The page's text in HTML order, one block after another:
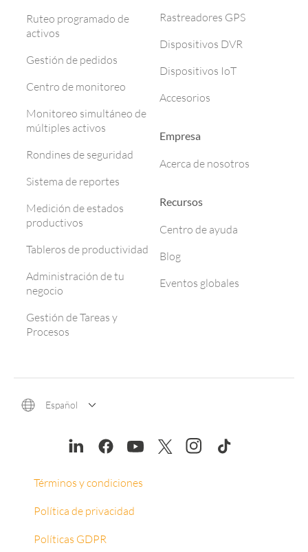
Ruteo programado de
activos
Gestión de pedidos
Centro de monitoreo
Monitoreo simultáneo de
múltiples activos
Rondines de seguridad
Sistema de reportes
Medición de estados
productivos
Tableros de productividad
Administración de tu
negocio
Gestión de Tareas y
Procesos
Rastreadores GPS
Dispositivos DVR
Dispositivos IoT
Accesorios
Empresa
Acerca de nosotros
Recursos
Centro de ayuda
Blog
Eventos globales
Español
Términos y condiciones
Política de privacidad
Políticas GDPR